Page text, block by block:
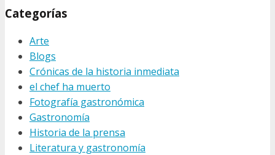
Categorías
Arte
Blogs
Crónicas de la historia inmediata
el chef ha muerto
Fotografía gastronómica
Gastronomía
Historia de la prensa
Literatura y gastronomía